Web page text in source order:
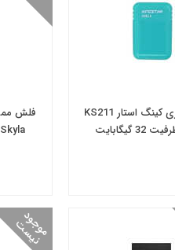
فلش مموری کینگ‌ استار KS211
Skyla ظرفیت 16 گیگابایت
م
و
ج
و
د
ن
ی
س
ت